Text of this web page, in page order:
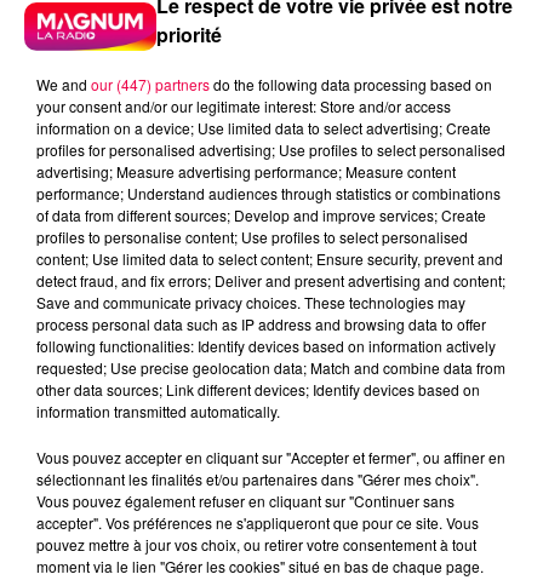
5 août 2026
Des assiettes Linvosges rappelées pour
excès de plomb
Du plomb a été détecté dans deux assiettes en
céramique vendues entre 2020 et 2022 par Linvosges.
priorité
We and our (447) partnersdo the following data processing based on
your consent and/or our legitimate interest: Store and/or access
information on a device; Use limited data to select advertising; Create
profiles for personalised advertising; Use profiles to select personalised
advertising; Measure advertising performance; Measure content
performance; Understand audiences through statistics or combinations
of data from different sources; Develop and improve services; Create
profiles to personalise content; Use profiles to select personalised
content; Use limited data to select content; Ensure security, prevent and
detect fraud, and fix errors; Deliver and present advertising and content;
Save and communicate privacy choices. These technologies may
process personal data such as IP address and browsing data to offer
following functionalities: Identify devices based on information actively
requested; Use precise geolocation data; Match and combine data from
other data sources; Link different devices; Identify devices based on
information transmitted automatically.
Vous pouvez accepter en cliquant sur "Accepter et fermer", ou affiner en
sélectionnant les finalités et/ou partenaires dans "Gérer mes choix".
Vous pouvez également refuser en cliquant sur "Continuer sans
accepter". Vos préférences ne s'appliqueront que pour ce site. Vous
pouvez mettre à jour vos choix, ou retirer votre consentement à tout
moment via le lien "Gérer les cookies" situé en bas de chaque page.